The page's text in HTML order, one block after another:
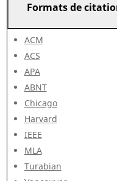
Formats de
ACM
ACS
APA
ABNT
Chicago
Harvard
IEEE
MLA
Turabian